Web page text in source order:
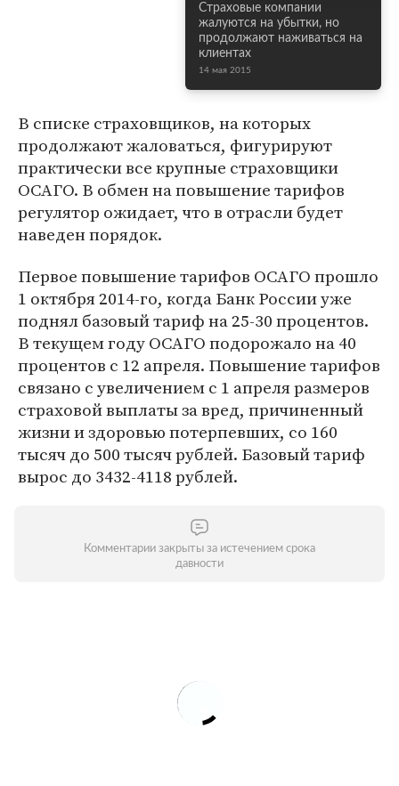
Страховые компании
жалуются на убытки, но
продолжают наживаться на
клиентах
14 мая 2015
В списке страховщиков, на которых
продолжают жаловаться, фигурируют
практически все крупные страховщики
ОСАГО. В обмен на повышение тарифов
регулятор ожидает, что в отрасли будет
наведен порядок.
Первое повышение тарифов ОСАГО прошло
1 октября 2014-го, когда Банк России уже
поднял базовый тариф на 25-30 процентов.
В текущем году ОСАГО подорожало на 40
процентов с 12 апреля. Повышение тарифов
связано с увеличением с 1 апреля размеров
страховой выплаты за вред, причиненный
жизни и здоровью потерпевших, со 160
тысяч до 500 тысяч рублей. Базовый тариф
вырос до 3432-4118 рублей.
Комментарии закрыты за истечением срока
давности